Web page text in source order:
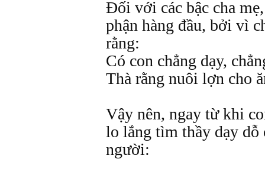
Đối với các bậc cha
phận hàng đầu, bởi vì
rằng:
Có con chẳng dạy,
Thà rằng nuôi lợn cho
Vậy nên, ngay từ khi
lo lắng tìm thầy dạy dỗ
người: